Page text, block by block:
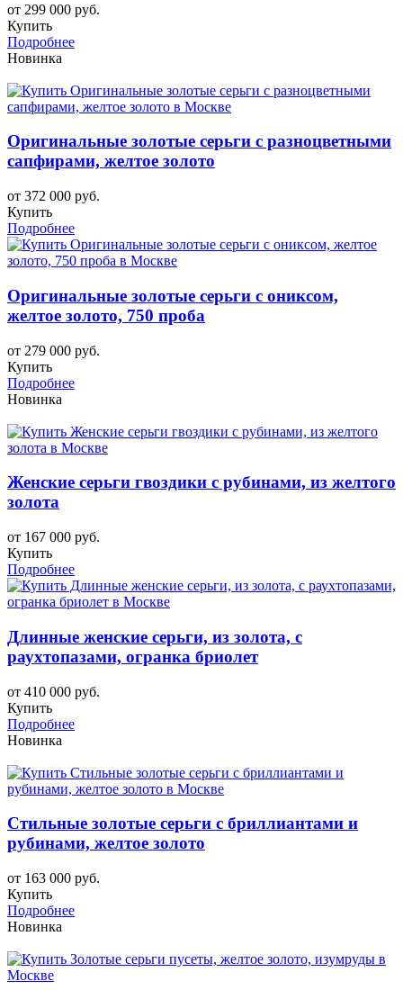
от 299 000 руб.
Купить
Подробнее
Новинка
Оригинальные золотые серьги с разноцветными
сапфирами, желтое золото
от 372 000 руб.
Купить
Подробнее
Оригинальные золотые серьги с ониксом,
желтое золото, 750 проба
от 279 000 руб.
Купить
Подробнее
Новинка
Женские серьги гвоздики с рубинами, из желтого
золота
от 167 000 руб.
Купить
Подробнее
Длинные женские серьги, из золота, с
раухтопазами, огранка бриолет
от 410 000 руб.
Купить
Подробнее
Новинка
Стильные золотые серьги с бриллиантами и
рубинами, желтое золото
от 163 000 руб.
Купить
Подробнее
Новинка